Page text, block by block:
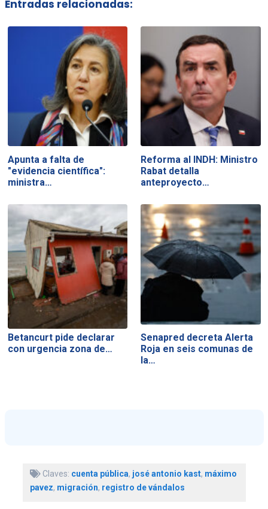
Entradas relacionadas:
Apunta a falta de
"evidencia científica":
ministra…
Reforma al INDH: Ministro
Rabat detalla
anteproyecto…
Betancurt pide declarar
con urgencia zona de…
Senapred decreta Alerta
Roja en seis comunas de
la…
Claves: cuenta pública, josé antonio kast, máximo
pavez, migración, registro de vándalos